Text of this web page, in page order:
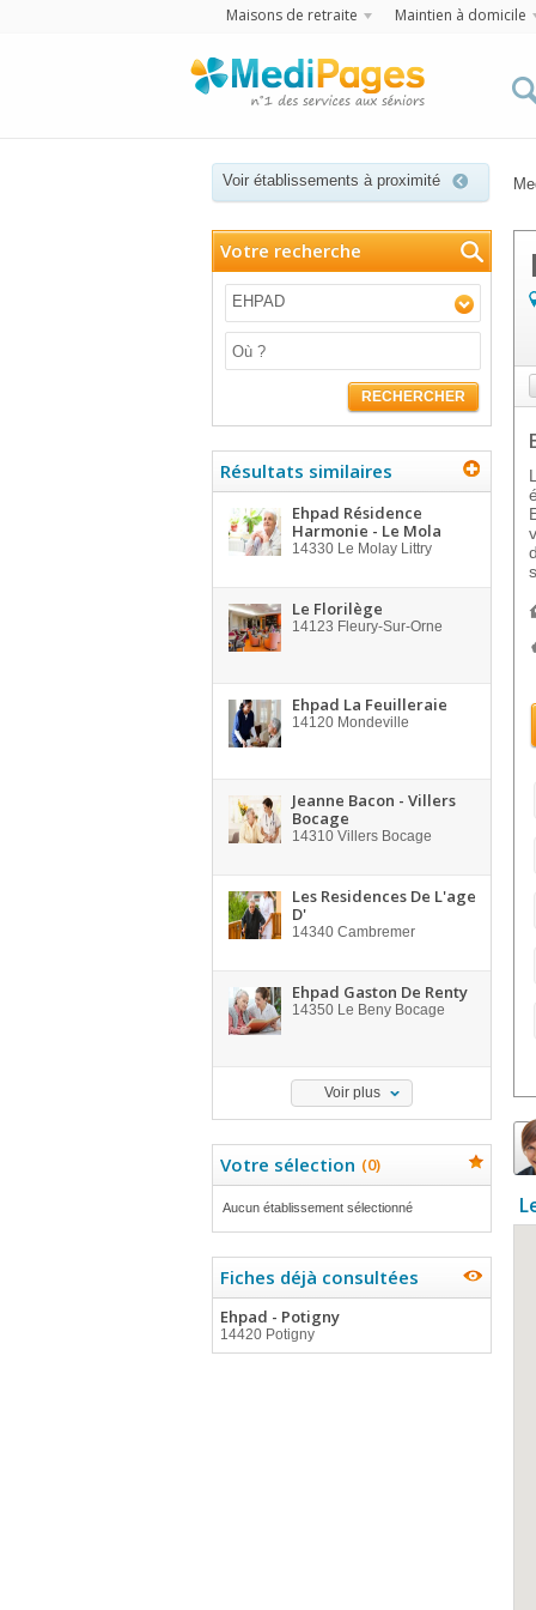
Maisons de retraite Maintien à domicile
Voir établissements à proximité
Votre recherche
EHPAD
RECHERCHER
Résultats similaires
Ehpad Résidence
Harmonie - Le Mola
14330 Le Molay Littry
Le Florilège
14123 Fleury-Sur-Orne
Ehpad La Feuilleraie
14120 Mondeville
Jeanne Bacon - Villers
Bocage
14310 Villers Bocage
Les Residences De L'age
D'
14340 Cambremer
Ehpad Gaston De Renty
14350 Le Beny Bocage
Voir plus
Votre sélection (0)
Aucun établissement sélectionné
Fiches déjà consultées
Ehpad - Potigny
14420 Potigny